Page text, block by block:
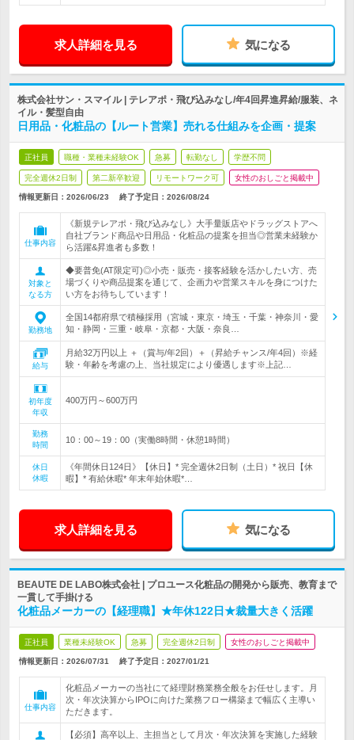
求人詳細を見る 気になる
株式会社サン・スマイル | テレアポ・飛び込みなし/年4回昇進昇給/服装、ネ
イル・髪型自由
日用品・化粧品の【ルート営業】売れる仕組みを企画・提案
正社員 職種・業種未経験OK 急募 転勤なし 学歴不問
完全週休2日制 第二新卒歓迎 リモートワーク可 女性のおしごと掲載中
情報更新日：2026/06/23 終了予定日： 2026/08/24
仕事内容
《新規テレアポ・飛び込みなし》大手量販店やドラッグストアへ
自社ブランド商品や日用品・化粧品の提案を担当◎営業未経験か
ら活躍&昇進者も多数！
対象と
なる方
◆要普免(AT限定可)◎小売・販売・接客経験を活かしたい方、売
場づくりや商品提案を通じて、企画力や営業スキルを身につけた
い方をお待ちしています！
勤務地
全国14都府県で積極採用（宮城・東京・埼玉・千葉・神奈川・愛
知・静岡・三重・岐阜・京都・大阪・奈良…
給与
月給32万円以上 ＋（賞与/年2回）＋（昇給チャンス/年4回）※経
験・年齢を考慮の上、当社規定により優遇します※上記…
初年度
年収
400万円～600万円
勤務
時間
10：00～19：00（実働8時間・休憩1時間）
休日
休暇
《年間休日124日》【休日】* 完全週休2日制（土日）* 祝日【休
暇】* 有給休暇* 年末年始休暇*…
求人詳細を見る 気になる
BEAUTE DE LABO株式会社 | プロユース化粧品の開発から販売、教育まで
一貫して手掛ける
化粧品メーカーの【経理職】★年休122日★裁量大きく活躍
正社員 業種未経験OK 急募 完全週休2日制 女性のおしごと掲載中
情報更新日：2026/07/31 終了予定日： 2027/01/21
仕事内容
化粧品メーカーの当社にて経理財務業務全般をお任せします。月
次・年次決算からIPOに向けた業務フロー構築まで幅広く主導い
ただきます。
【必須】高卒以上、主担当として月次・年次決算を実施した経験